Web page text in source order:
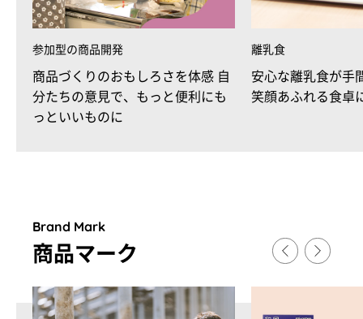
参加型の商品開発
商品づくりのおもしろさを体感 自
分たちの意見で、もっと便利にも
っといいものに
離乳食
安心な離乳食が手
笑顔あふれる食卓
Brand Mark
商品マーク